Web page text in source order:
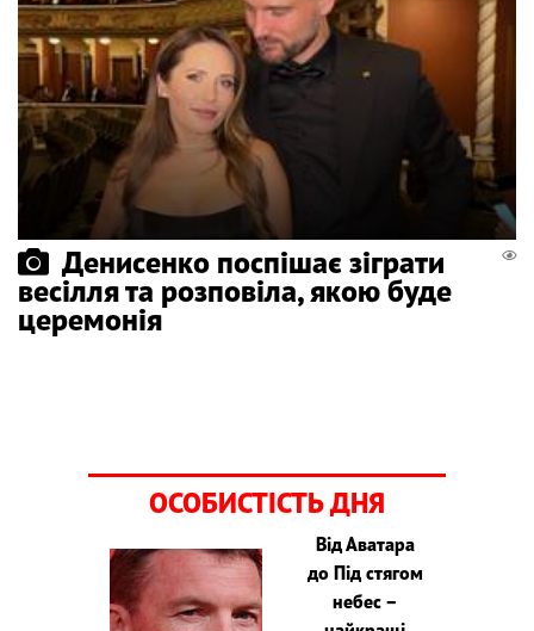
Денисенко поспішає зіграти
весілля та розповіла, якою буде
церемонія
ОСОБИСТІСТЬ ДНЯ
Від Аватара
до Під стягом
небес –